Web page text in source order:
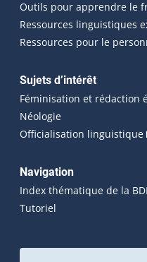
Outils pour apprendre le
Ressources linguistiques
Ressources pour le
Sujets d’intérêt
Féminisation et rédaction
Néologie
Officialisation linguistique
Navigation
Index thématique de la BDL
Tutoriel